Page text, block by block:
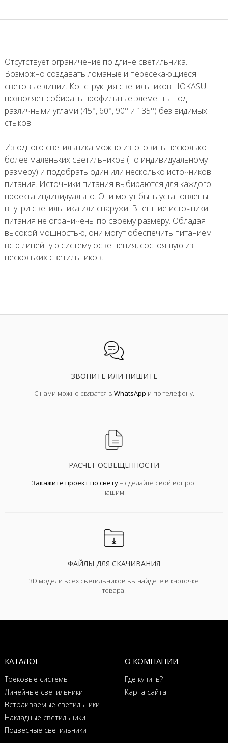
Отсутствует ограничение по длине светильника.
Возможно создавать ломаные и пересекающиеся
световые линии. Конструкция светильников HOKASU
позволяет собирать профильные элементы под
различными углами (45°, 60°, 90° и 135°) без видимых
стыков.
Из одного светильника можно изготовить несколько
более маленьких светильников (по индивидуальному
размеру) и подобрать один или несколько источников
питания. Источники питания выбираются для каждого
проекта индивидуально. Они могут быть установлены
внутри светильника или снаружи. Внешние источники
питания не ограничены по своему размеру. Обладая
высокой мощностью, они могут обеспечить питанием
всю линейную систему освещения, состоящую из
нескольких светильников.
ЗВОНИТЕ ИЛИ ПИШИТЕ
С нами можно связатся в WhatsApp и по телефону.
РАСЧЕТ ОСВЕЩЕННОСТИ
Закажите проект по свету– сделайте свой вопрос
нашим!
ФАЙЛЫ ДЛЯ СКАЧИВАНИЯ
3D модели всех светильников вы найдете в карточке
товара.
КАТАЛОГ
Трековые системы
Линейные светильники
Встраиваемые светильники
Накладные светильники
Подвесные светильники
О КОМПАНИИ
Где купить?
Карта сайта